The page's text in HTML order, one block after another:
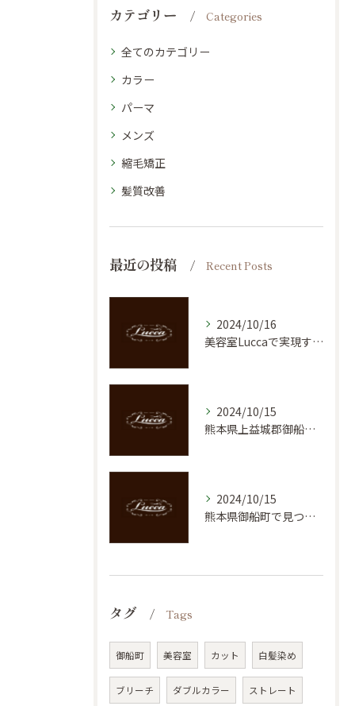
カテゴリー Categories
全てのカテゴリー
カラー
パーマ
メンズ
縮毛矯正
髪質改善
最近の投稿 Recent Posts
2024/10/16
美容室Luccaで実現する理想の髪質：御船町のトップサロンを紹介
2024/10/15
熊本県上益城郡御船町での魅力的なヘアスタイル体験！美容室の新しいトレンド
2024/10/15
熊本県御船町で見つける理想のメンズカット！ヘアサロンLuccaの魅力
タグ Tags
御船町 美容室 カット 白髪染め
ブリーチ ダブルカラー ストレート